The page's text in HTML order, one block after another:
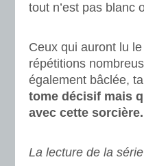
tout n’est pas blanc
Ceux qui auront lu
répétitions
également bâclée,
tome décisif mais
avec cette sorcière.
La lecture de la